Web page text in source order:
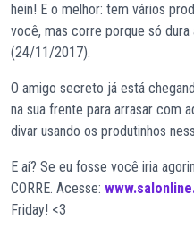
hein! E o melhor: tem vários
você, mas corre porque só
(24/11/2017).
O amigo secreto já está
na sua frente para arrasar com
divar usando os produtinhos
E aí? Se eu fosse você iria
CORRE. Acesse:
Friday! <3